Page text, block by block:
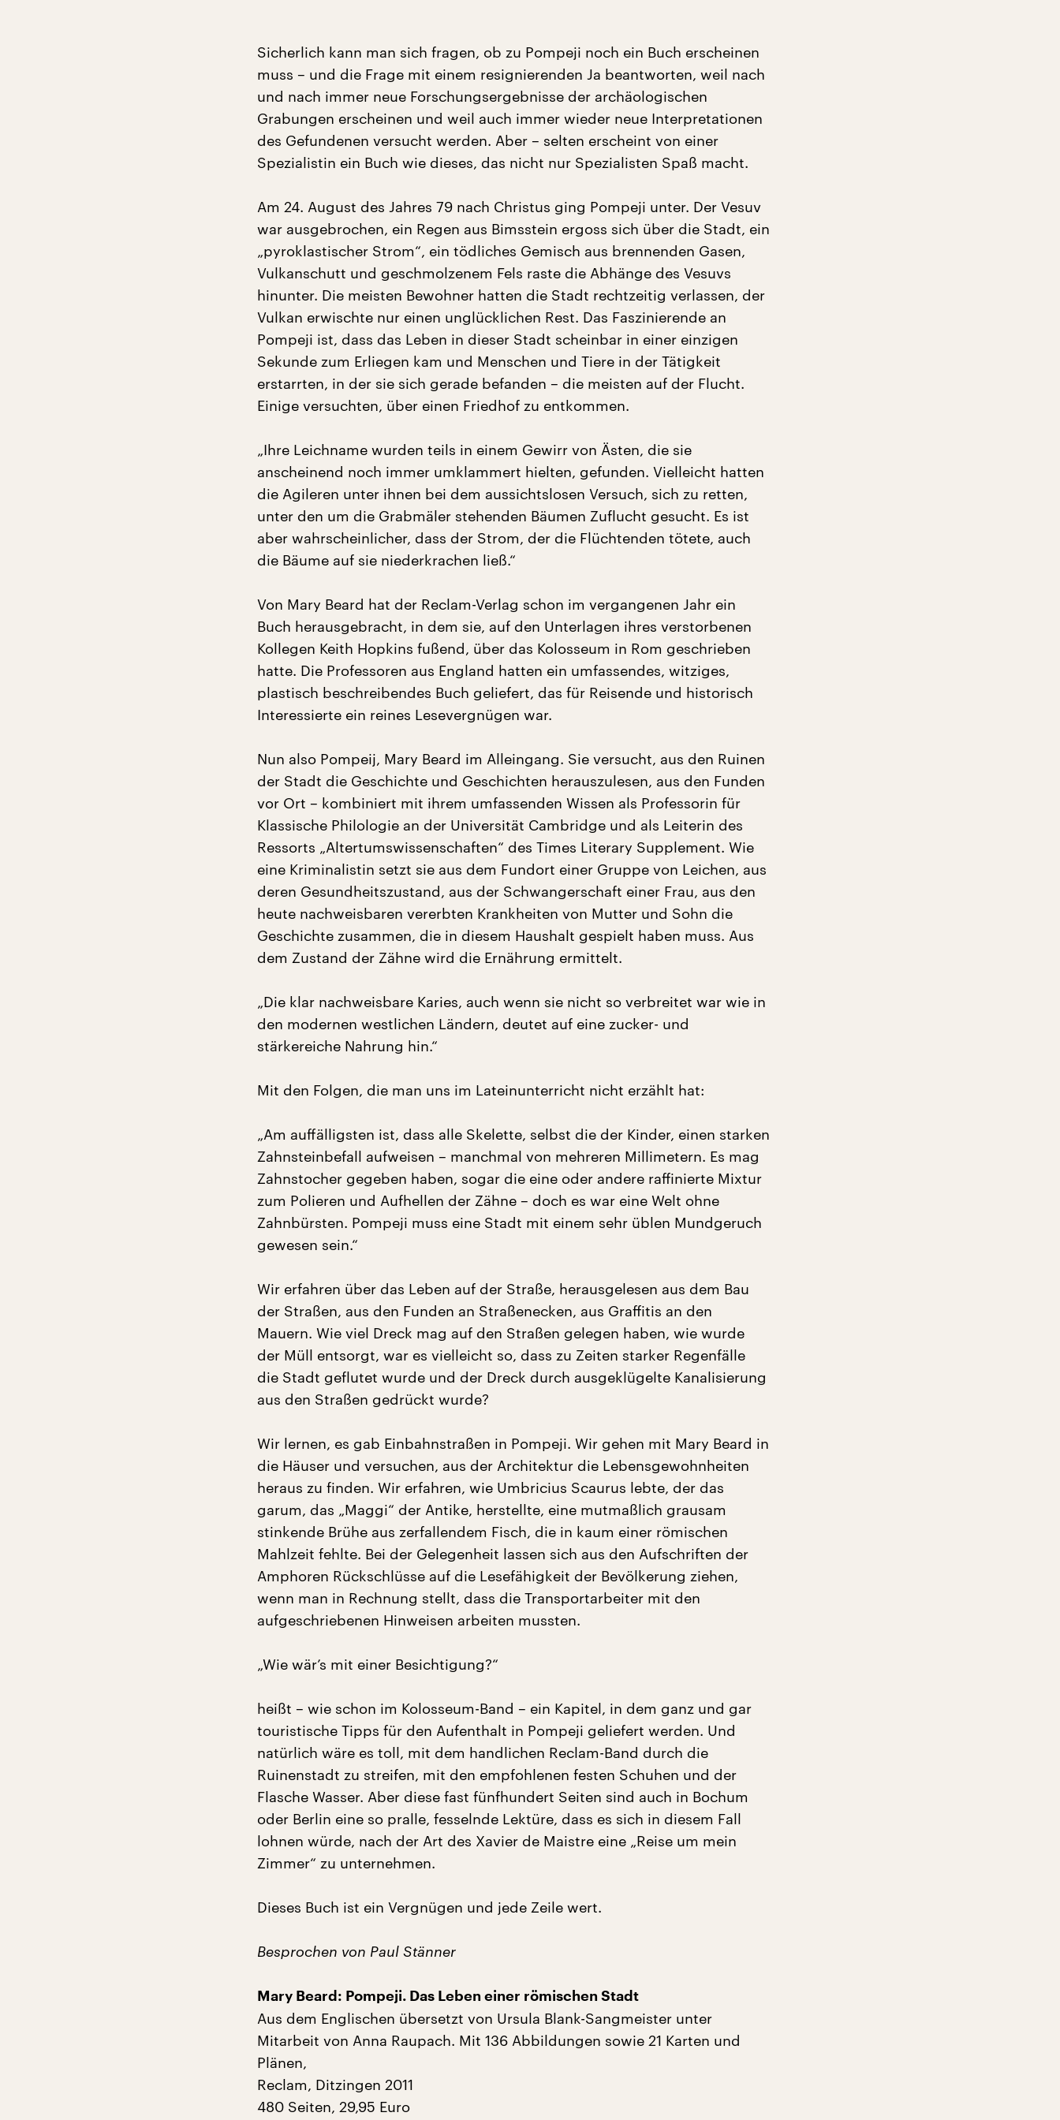
Sicherlich kann man sich fragen, ob zu Pompeji noch ein Buch erscheinen
muss – und die Frage mit einem resignierenden Ja beantworten, weil nach
und nach immer neue Forschungsergebnisse der archäologischen
Grabungen erscheinen und weil auch immer wieder neue Interpretationen
des Gefundenen versucht werden. Aber – selten erscheint von einer
Spezialistin ein Buch wie dieses, das nicht nur Spezialisten Spaß macht.
Am 24. August des Jahres 79 nach Christus ging Pompeji unter. Der Vesuv
war ausgebrochen, ein Regen aus Bimsstein ergoss sich über die Stadt, ein
„pyroklastischer Strom“, ein tödliches Gemisch aus brennenden Gasen,
Vulkanschutt und geschmolzenem Fels raste die Abhänge des Vesuvs
hinunter. Die meisten Bewohner hatten die Stadt rechtzeitig verlassen, der
Vulkan erwischte nur einen unglücklichen Rest. Das Faszinierende an
Pompeji ist, dass das Leben in dieser Stadt scheinbar in einer einzigen
Sekunde zum Erliegen kam und Menschen und Tiere in der Tätigkeit
erstarrten, in der sie sich gerade befanden – die meisten auf der Flucht.
Einige versuchten, über einen Friedhof zu entkommen.
„Ihre Leichname wurden teils in einem Gewirr von Ästen, die sie
anscheinend noch immer umklammert hielten, gefunden. Vielleicht hatten
die Agileren unter ihnen bei dem aussichtslosen Versuch, sich zu retten,
unter den um die Grabmäler stehenden Bäumen Zuflucht gesucht. Es ist
aber wahrscheinlicher, dass der Strom, der die Flüchtenden tötete, auch
die Bäume auf sie niederkrachen ließ.“
Von Mary Beard hat der Reclam-Verlag schon im vergangenen Jahr ein
Buch herausgebracht, in dem sie, auf den Unterlagen ihres verstorbenen
Kollegen Keith Hopkins fußend, über das Kolosseum in Rom geschrieben
hatte. Die Professoren aus England hatten ein umfassendes, witziges,
plastisch beschreibendes Buch geliefert, das für Reisende und historisch
Interessierte ein reines Lesevergnügen war.
Nun also Pompeij, Mary Beard im Alleingang. Sie versucht, aus den Ruinen
der Stadt die Geschichte und Geschichten herauszulesen, aus den Funden
vor Ort – kombiniert mit ihrem umfassenden Wissen als Professorin für
Klassische Philologie an der Universität Cambridge und als Leiterin des
Ressorts „Altertumswissenschaften“ des Times Literary Supplement. Wie
eine Kriminalistin setzt sie aus dem Fundort einer Gruppe von Leichen, aus
deren Gesundheitszustand, aus der Schwangerschaft einer Frau, aus den
heute nachweisbaren vererbten Krankheiten von Mutter und Sohn die
Geschichte zusammen, die in diesem Haushalt gespielt haben muss. Aus
dem Zustand der Zähne wird die Ernährung ermittelt.
„Die klar nachweisbare Karies, auch wenn sie nicht so verbreitet war wie in
den modernen westlichen Ländern, deutet auf eine zucker- und
stärkereiche Nahrung hin.“
Mit den Folgen, die man uns im Lateinunterricht nicht erzählt hat:
„Am auffälligsten ist, dass alle Skelette, selbst die der Kinder, einen starken
Zahnsteinbefall aufweisen – manchmal von mehreren Millimetern. Es mag
Zahnstocher gegeben haben, sogar die eine oder andere raffinierte Mixtur
zum Polieren und Aufhellen der Zähne – doch es war eine Welt ohne
Zahnbürsten. Pompeji muss eine Stadt mit einem sehr üblen Mundgeruch
gewesen sein.“
Wir erfahren über das Leben auf der Straße, herausgelesen aus dem Bau
der Straßen, aus den Funden an Straßenecken, aus Graffitis an den
Mauern. Wie viel Dreck mag auf den Straßen gelegen haben, wie wurde
der Müll entsorgt, war es vielleicht so, dass zu Zeiten starker Regenfälle
die Stadt geflutet wurde und der Dreck durch ausgeklügelte Kanalisierung
aus den Straßen gedrückt wurde?
Wir lernen, es gab Einbahnstraßen in Pompeji. Wir gehen mit Mary Beard in
die Häuser und versuchen, aus der Architektur die Lebensgewohnheiten
heraus zu finden. Wir erfahren, wie Umbricius Scaurus lebte, der das
garum, das „Maggi“ der Antike, herstellte, eine mutmaßlich grausam
stinkende Brühe aus zerfallendem Fisch, die in kaum einer römischen
Mahlzeit fehlte. Bei der Gelegenheit lassen sich aus den Aufschriften der
Amphoren Rückschlüsse auf die Lesefähigkeit der Bevölkerung ziehen,
wenn man in Rechnung stellt, dass die Transportarbeiter mit den
aufgeschriebenen Hinweisen arbeiten mussten.
„Wie wär’s mit einer Besichtigung?“
heißt – wie schon im Kolosseum-Band – ein Kapitel, in dem ganz und gar
touristische Tipps für den Aufenthalt in Pompeji geliefert werden. Und
natürlich wäre es toll, mit dem handlichen Reclam-Band durch die
Ruinenstadt zu streifen, mit den empfohlenen festen Schuhen und der
Flasche Wasser. Aber diese fast fünfhundert Seiten sind auch in Bochum
oder Berlin eine so pralle, fesselnde Lektüre, dass es sich in diesem Fall
lohnen würde, nach der Art des Xavier de Maistre eine „Reise um mein
Zimmer“ zu unternehmen.
Dieses Buch ist ein Vergnügen und jede Zeile wert.
Besprochen von Paul Stänner
Mary Beard: Pompeji. Das Leben einer römischen Stadt
Aus dem Englischen übersetzt von Ursula Blank-Sangmeister unter
Mitarbeit von Anna Raupach. Mit 136 Abbildungen sowie 21 Karten und
Plänen,
Reclam, Ditzingen 2011
480 Seiten, 29,95 Euro